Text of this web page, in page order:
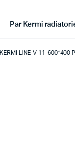
Par Kermi
KERMI LINE-V 11-600*400